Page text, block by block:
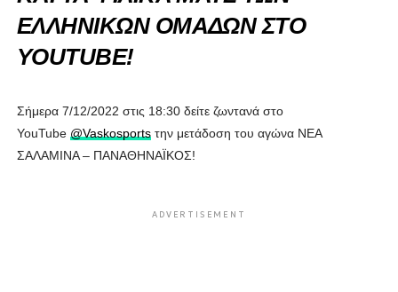
ΕΛΛΗΝΙΚΩΝ ΟΜΑΔΩΝ ΣΤΟ
YOUTUBE!
Σήμερα 7/12/2022 στις 18:30 δείτε ζωντανά στο
YouTube @Vaskosportsτην μετάδοση του αγώνα ΝΕΑ
ΣΑΛΑΜΙΝΑ – ΠΑΝΑΘΗΝΑΪΚΟΣ!
ADVERTISEMENT